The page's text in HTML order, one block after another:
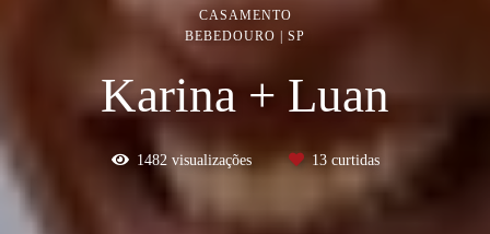
CASAMENTO
BEBEDOURO | SP
Karina + Luan
1482 visualizações 13curtidas